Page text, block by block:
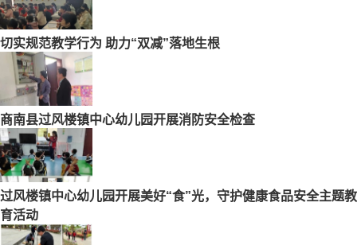
切实规范教学行为 助力“双减”落地生根
商南县过风楼镇中心幼儿园开展消防安全检查
过风楼镇中心幼儿园开展美好“食”光，守护健康食品安全主题教
育活动